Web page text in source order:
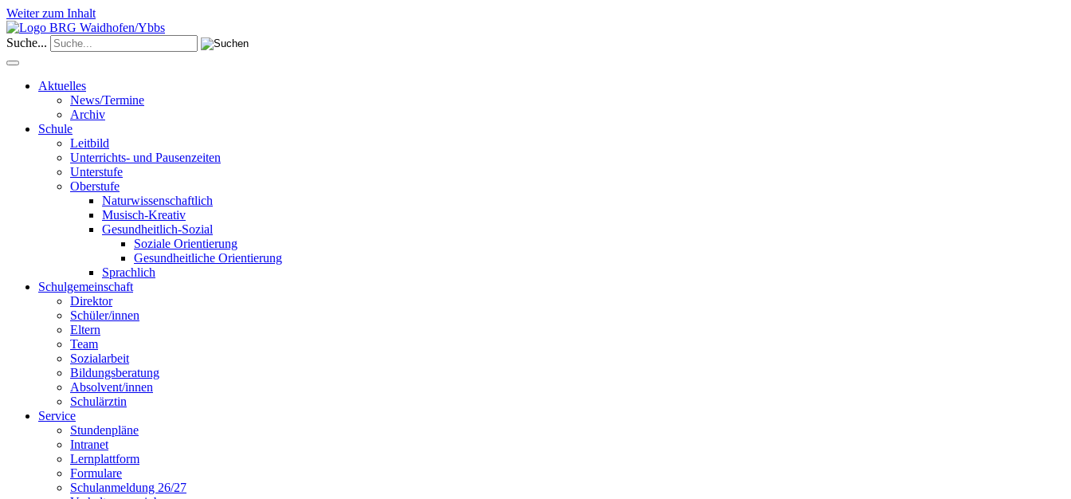
Weiter zum Inhalt
Suche...
Aktuelles
News/Termine
Archiv
Schule
Leitbild
Unterrichts- und Pausenzeiten
Unterstufe
Oberstufe
Naturwissenschaftlich
Musisch-Kreativ
Gesundheitlich-Sozial
Soziale Orientierung
Gesundheitliche Orientierung
Sprachlich
Schulgemeinschaft
Direktor
Schüler/innen
Eltern
Team
Sozialarbeit
Bildungsberatung
Absolvent/innen
Schulärztin
Service
Stundenpläne
Intranet
Lernplattform
Formulare
Schulanmeldung 26/27